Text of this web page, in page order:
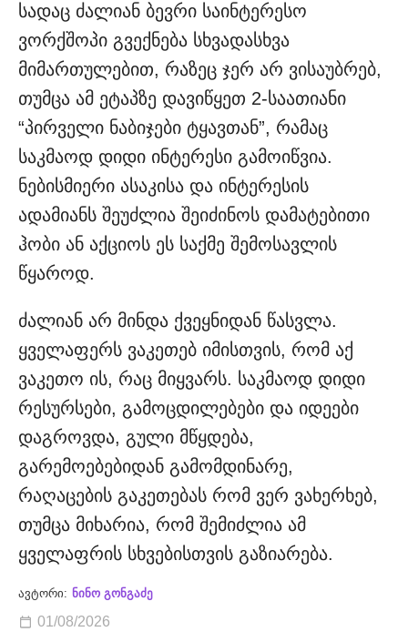
სადაც ძალიან ბევრი საინტერესო
ვორქშოპი გვექნება სხვადასხვა
მიმართულებით, რაზეც ჯერ არ ვისაუბრებ,
თუმცა ამ ეტაპზე დავიწყეთ 2-საათიანი
“პირველი ნაბიჯები ტყავთან”, რამაც
საკმაოდ დიდი ინტერესი გამოიწვია.
ნებისმიერი ასაკისა და ინტერესის
ადამიანს შეუძლია შეიძინოს დამატებითი
ჰობი ან აქციოს ეს საქმე შემოსავლის
წყაროდ.
ძალიან არ მინდა ქვეყნიდან წასვლა.
ყველაფერს ვაკეთებ იმისთვის, რომ აქ
ვაკეთო ის, რაც მიყვარს. საკმაოდ დიდი
რესურსები, გამოცდილებები და იდეები
დაგროვდა, გული მწყდება,
გარემოებებიდან გამომდინარე,
რაღაცების გაკეთებას რომ ვერ ვახერხებ,
თუმცა მიხარია, რომ შემიძლია ამ
ყველაფრის სხვებისთვის გაზიარება.
ავტორი: ნინო გონგაძე
01/08/2026